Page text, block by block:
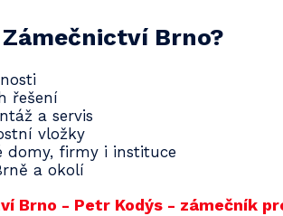
Brno?
řešení
a servis
vložky
domy, firmy i instituce
a okolí
Brno - Petr Kodýs - zámečník